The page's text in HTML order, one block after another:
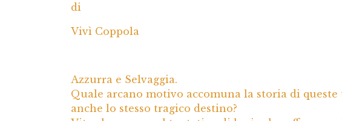
di
Vivì Coppola
Azzurra e Selvaggia.
Quale arcano motivo accomuna la storia di
anche lo stesso tragico destino?